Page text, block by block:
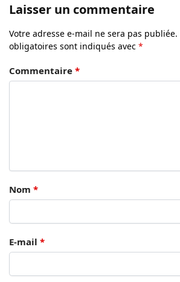
Laisser un commentaire
Votre adresse e-mail ne sera pas publiée.
obligatoires sont indiqués avec *
Commentaire *
Nom *
E-mail *